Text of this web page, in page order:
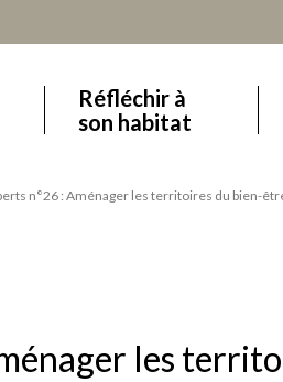
Main
Réfléchir à
son habitat
n°26 : Aménager les territoires du bien-
les